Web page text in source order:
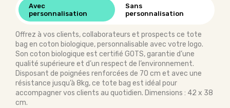
Avec
personnalisation
Sans
personnalisation
Offrez à vos clients, collaborateurs et prospects ce tote
bag en coton biologique, personnalisable avec votre logo.
Son coton biologique est certifié GOTS, garantie d’une
qualité supérieure et d’un respect de l’environnement.
Disposant de poignées renforcées de 70 cm et avec une
résistance jusqu’à 8kg, ce tote bag est idéal pour
accompagner vos clients au quotidien. Dimensions : 42 x 38
cm.